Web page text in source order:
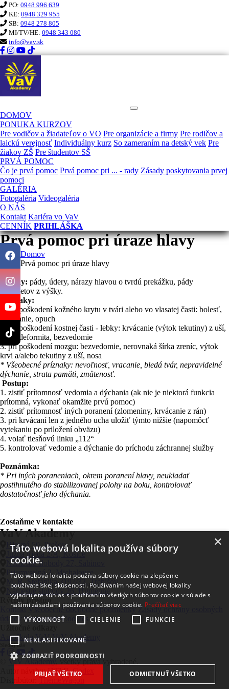
PO: 0948 996 639
KE: 0948 329 955
SB: 0948 278 805
MI/TV/HE: 0948 343 080
info@vav.sk
DOMOV
PONUKA KURZOV
Pre vodičov a žiadateľov o VO Pre organizácie a firmy Pre rodičov a
laickú verejnosť Individuálny kurz So zameraním na detský vek Pre
žiakov ZŠ Pre študentov SŠ
PRVÁ POMOC
Čo je prvá pomoc Prvá pomoc pri ... - rady Zásady poskytovania prvej
pomoci
GALÉRIA
Fotogaléria Videogaléria
O NÁS
Kontakt Kariéra vo VaV
CENNÍK PRIHLÁŠKA
Prvá pomoc pri úraze hlavy
Domov
Prvá pomoc pri úraze hlavy
Príčiny: pády, údery, nárazy hlavou o tvrdú prekážku, pády
predmetov z výšky.
Príznaky:
1. pri poškodení kožného krytu v tvári alebo vo vlasatej časti: bolesť,
krvácanie, opuch
2. pri poškodení kostnej časti - lebky: krvácanie (výtok tekutiny) z uší,
nosa, deformita, bezvedomie
3. pri poškodení mozgu: bezvedomie, nerovnaká šírka zreníc, výtok
krvi a/alebo tekutiny z uší, nosa
* Všeobecné príznaky: nevoľnosť, vracanie, bledá tvár, nepravidelné
dýchanie, strata pamäti, zmätenosť.
Postup:
1. zistiť prítomnosť vedomia a dýchania (ak nie je niektorá funkcia
prítomná, vykonať okamžite prvú pomoc)
2. zistiť prítomnosť iných poranení (zlomeniny, krvácanie z rán)
3. pri krvácaní len z jedného ucha uložiť týmto nižšie (napomôcť
vytekaniu po priložení obväzu)
4. volať tiesňovú linku „112“
5. kontrolovať vedomie a dýchanie do príchodu záchrannej služby
Poznámka:
* Pri iných poraneniach, okrem poranení hlavy, neukladať
postihnutého do stabilizovanej polohy na boku, kontrolovať
dostatočnosť jeho dýchania.
Zostaňme v kontakte
VaV Akademy
Hlavná 50, Prešov
Južná trieda 2/A, Košice
Námestie slobody 27, Sabinov
Priemyselná 2, Michalovce
M. R. Štefánika 3197/32, Trebišov
Námestie slobody 26, Humenné
Rýchly prístup
Kontakt Všeobecné obchodné podmienky Zásady ochrany osobných
údajov Nastavenia Cookies
Autoškola VaV VaV Akademy
Sleduj nás
VaV Akademy
Autor návrhu:HTML Codex
ThemeWagon
×
Táto webová lokalita používa súbory
cookie.
Táto webová lokalita používa súbory cookie na zlepšenie
používateľskej skúsenosti. Používaním našej webovej lokality
vyjadrujete súhlas s používaním všetkých súborov cookie v súlade s
našimi zásadami používania súborov cookie. Prečítať viac
VÝKONNOSŤ
CIELENIE FUNKCIE
NEKLASIFIKOVANÉ
ZOBRAZIŤ PODROBNOSTI
PRIJAŤ VŠETKO ODMIETNUŤ VŠETKO